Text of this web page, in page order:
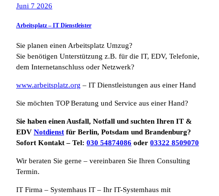
Juni 7 2026
Arbeitsplatz – IT Dienstleister
Sie planen einen Arbeitsplatz Umzug?
Sie benötigen Unterstützung z.B. für die IT, EDV, Telefonie,
dem Internetanschluss oder Netzwerk?
www.arbeitsplatz.org – IT Dienstleistungen aus einer Hand
Sie möchten TOP Beratung und Service aus einer Hand?
Sie haben einen Ausfall, Notfall und suchten Ihren IT &
EDV Notdienst für Berlin, Potsdam und Brandenburg?
Sofort Kontakt – Tel: 030 54874086 oder 03322 8509070
Wir beraten Sie gerne – vereinbaren Sie Ihren Consulting
Termin.
IT Firma – Systemhaus IT – Ihr IT-Systemhaus mit